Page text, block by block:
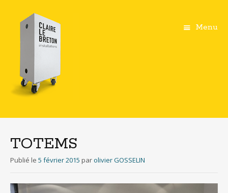
Menu
principal
TOTEMS
Publié le 5 février 2015 parolivier GOSSELIN